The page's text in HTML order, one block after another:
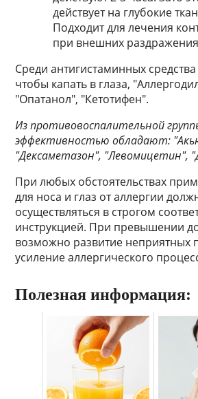
действует на глубокие
Подходит для лечения
при внешних
Среди антигистаминных
чтобы капать в глаза,
"Опатанол", "Кетотифен".
Из противовоспалительной
эффективностью обладают:
"Дексаметазон", "Левомицетин",
При любых обстоятельствах
для носа и глаз от аллергии
осуществляться в строгом
инструкцией. При превышении
возможно развитие неприятных
усиление аллергического
Полезная информация: